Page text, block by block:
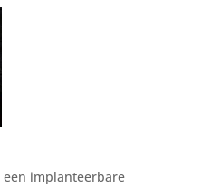
implanteerbare